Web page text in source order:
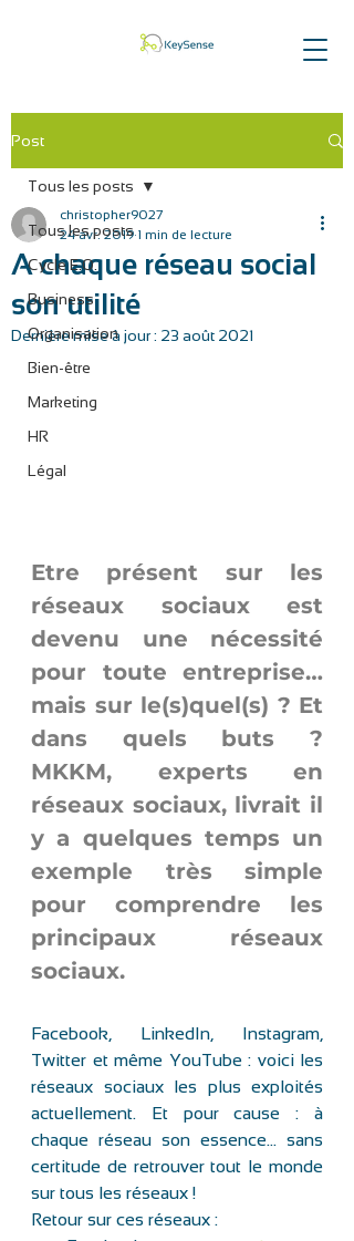
Post
Tous les posts
Cycle E.O.
Business
Organisation
Bien-être
Marketing
HR
Légal
Tous les posts
A chaque réseau social
son utilité
christopher9027
24 avr. 2019 1 min de lecture
Dernière mise à jour : 23 août 2021
Etre présent sur les
réseaux sociaux est
devenu une nécessité
pour toute entreprise…
mais sur le(s)quel(s) ? Et
dans quels buts ?
MKKM, experts en
réseaux sociaux, livrait il
y a quelques temps un
exemple très simple
pour comprendre les
principaux réseaux
sociaux.
Facebook, LinkedIn, Instagram,
Twitter et même YouTube : voici les
réseaux sociaux les plus exploités
actuellement. Et pour cause : à
chaque réseau son essence… sans
certitude de retrouver tout le monde
sur tous les réseaux !
Retour sur ces réseaux :